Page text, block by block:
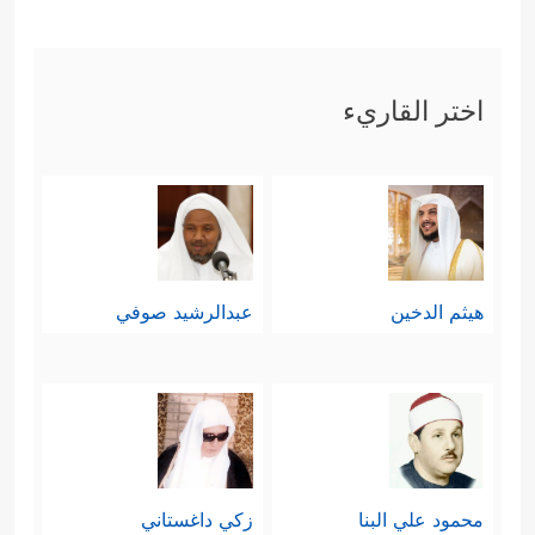
مَا بُشِّرَ بِهِۦۤۚ﴾.
والقرآن هنا كأنه يقول لهم: إذا كانت
البنت بهذا السوء، فكيف تنسِبُونها إلى
الله، وهو الذي على كلّ شيءٍ قدير،
عقيدة الشرك الفاسدة في تصوُّراتهم
وسلوكيَّاتهم.
سادسًا: نبَّهَهم إلى أنهم أمام طريقَين
اختر القاريء
هيثم الدخين عبدالرشيد صوفي
محمود علي البنا زكي داغستاني